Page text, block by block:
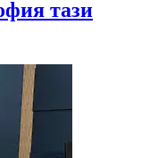
тази